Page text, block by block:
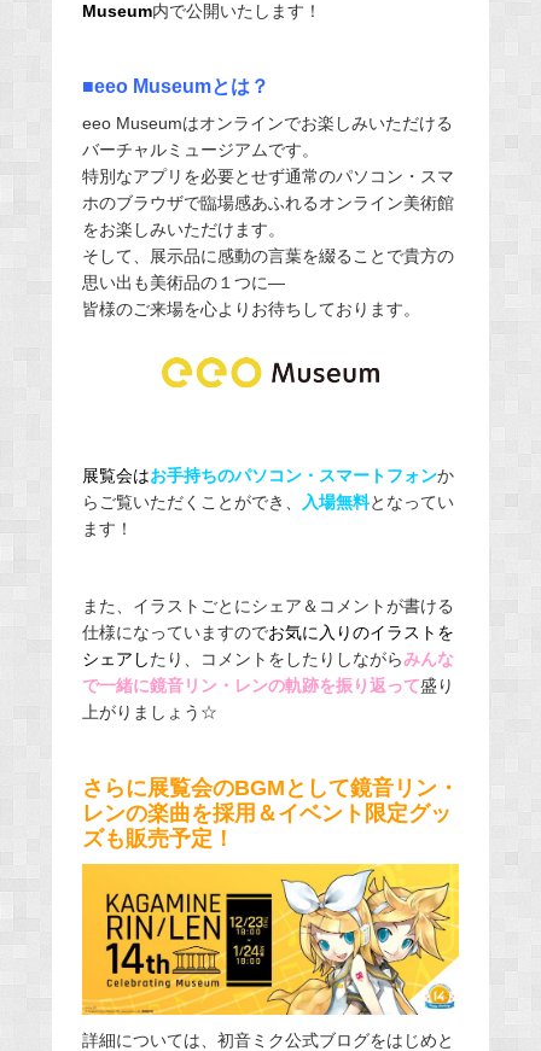
Museum内で公開いたします！
■eeo Museumとは？
eeo Museumはオンラインでお楽しみいただける
バーチャルミュージアムです。
特別なアプリを必要とせず通常のパソコン・スマ
ホのブラウザで臨場感あふれるオンライン美術館
をお楽しみいただけます。
そして、展示品に感動の言葉を綴ることで貴方の
思い出も美術品の１つに―
皆様のご来場を心よりお待ちしております。
展覧会はお手持ちのパソコン・スマートフォンか
らご覧いただくことができ、
入場無料となってい
ます！
また、イラストごとにシェア＆コメントが書ける
仕様になっていますのでお気に入りのイラストを
シェアしたり、コメントをしたりしながらみんな
で一緒に鏡音リン・レンの軌跡を振り返って盛り
上がりましょう☆
さらに展覧会のBGMとして鏡音リン・
レンの楽曲を採用＆イベント限定グッ
ズも販売予定！
詳細については、初音ミク公式ブログをはじめと